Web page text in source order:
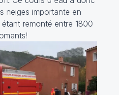
neiges importante en
remonté entre 1800